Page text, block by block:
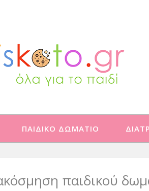
ΠΑΙΔΙΚΟ ΔΩΜΑΤΙΟ
παιδικού